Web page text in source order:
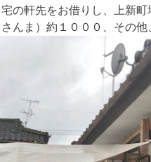
の軒先をお借りし、上新
んま）約１０００、その